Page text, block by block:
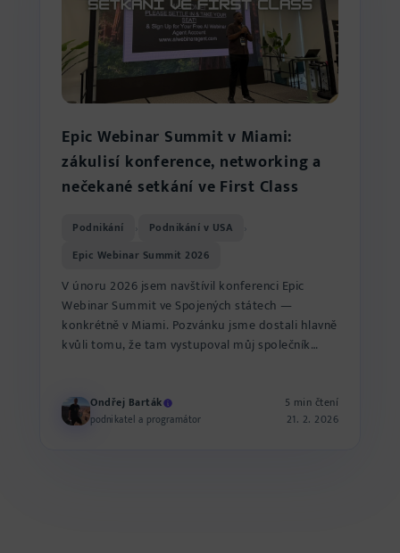
Epic Webinar Summit v Miami:
zákulisí konference, networking a
nečekané setkání ve First Class
Podnikání Podnikání v USA
Epic Webinar Summit 2026
V únoru 2026 jsem navštívil konferenci Epic
Webinar Summit ve Spojených státech —
konkrétně v Miami. Pozvánku jsme dostali hlavně
kvůli tomu, že tam vystupoval můj společník
Ondřej Barták
podnikatel a programátor
5 min čtení
21. 2. 2026